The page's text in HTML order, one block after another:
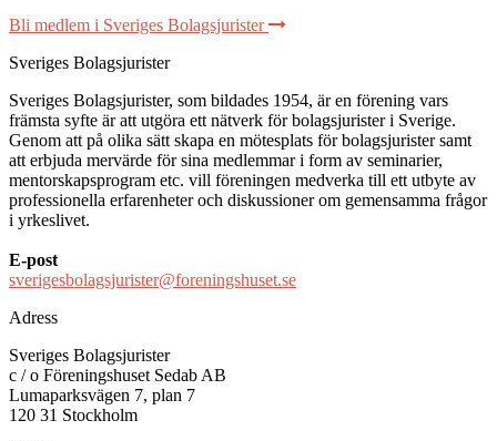
Bli medlem i Sveriges Bolagsjurister
Sveriges Bolagsjurister
Sveriges Bolagsjurister, som bildades 1954, är en förening vars
främsta syfte är att utgöra ett nätverk för bolagsjurister i Sverige.
Genom att på olika sätt skapa en mötesplats för bolagsjurister samt
att erbjuda mervärde för sina medlemmar i form av seminarier,
mentorskapsprogram etc. vill föreningen medverka till ett utbyte av
professionella erfarenheter och diskussioner om gemensamma frågor
i yrkeslivet.
E-post
sverigesbolagsjurister@foreningshuset.se
Adress
Sveriges Bolagsjurister
c / o Föreningshuset Sedab AB
Lumaparksvägen 7, plan 7
120 31 Stockholm